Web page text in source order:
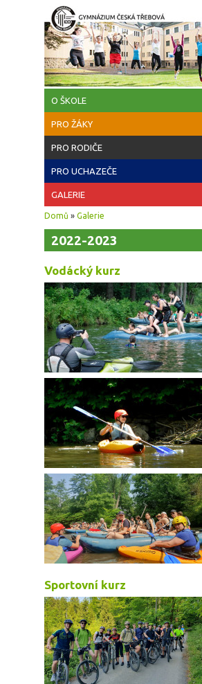
Přejít k hlavnímu obsahu
O ŠKOLE
PRO ŽÁKY
PRO RODIČE
PRO UCHAZEČE
GALERIE
Jste zde
Domů » Galerie
2022-2023
Vodácký kurz
Sportovní kurz